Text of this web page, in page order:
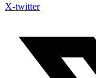
X-twitter